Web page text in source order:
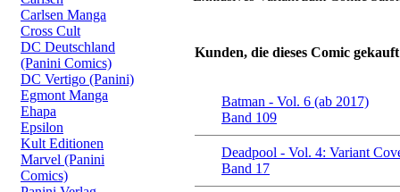
Carlsen Manga
Cross Cult
DC Deutschland
(Panini Comics)
DC Vertigo (Panini)
Egmont Manga
Ehapa
Epsilon
Kult Editionen
Marvel (Panini
Comics)
Kunden, die dieses Comic
Batman - Vol. 6 (ab 2017)
Band 109
Deadpool - Vol. 4: Variant
Band 17